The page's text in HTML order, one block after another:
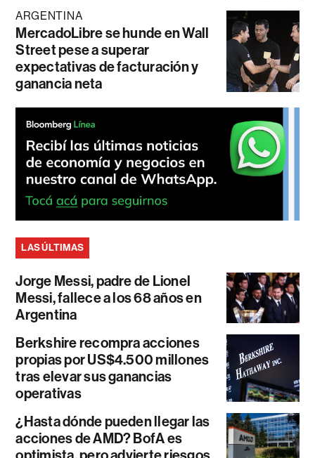
ARGENTINA
MercadoLibre se hunde en Wall
Street pese a superar
expectativas de facturación y
ganancia neta
LAS ÚLTIMAS
Jorge Messi, padre de Lionel
Messi, fallece a los 68 años en
Argentina
Berkshire recompra acciones
propias por US$4.500 millones
tras elevar sus ganancias
operativas
¿Hasta dónde pueden llegar las
acciones de AMD? BofA es